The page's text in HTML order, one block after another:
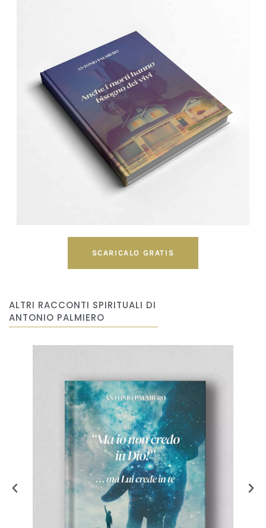
SCARICALO GRATIS
ALTRI RACCONTI SPIRITUALI DI
ANTONIO PALMIERO